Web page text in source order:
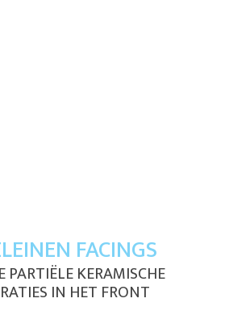
FACINGS
PARTIËLE KERAMISCHE
IN HET FRONT